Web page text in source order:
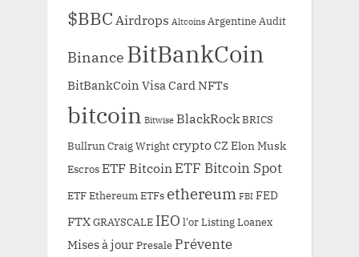
$BBCAirdrops Altcoins Argentine Audit
Binance BitBankCoin
BitBankCoin Visa Card NFTs
bitcoin Bitwise BlackRockBRICS
Bullrun Craig WrightcryptoCZ Elon Musk
EscrosETF Bitcoin ETF Bitcoin Spot
ETF Ethereum ETFs ethereum FBI FED
FTXGRAYSCALE IEO l'orListingLoanex
Mises à jourPresale Prévente